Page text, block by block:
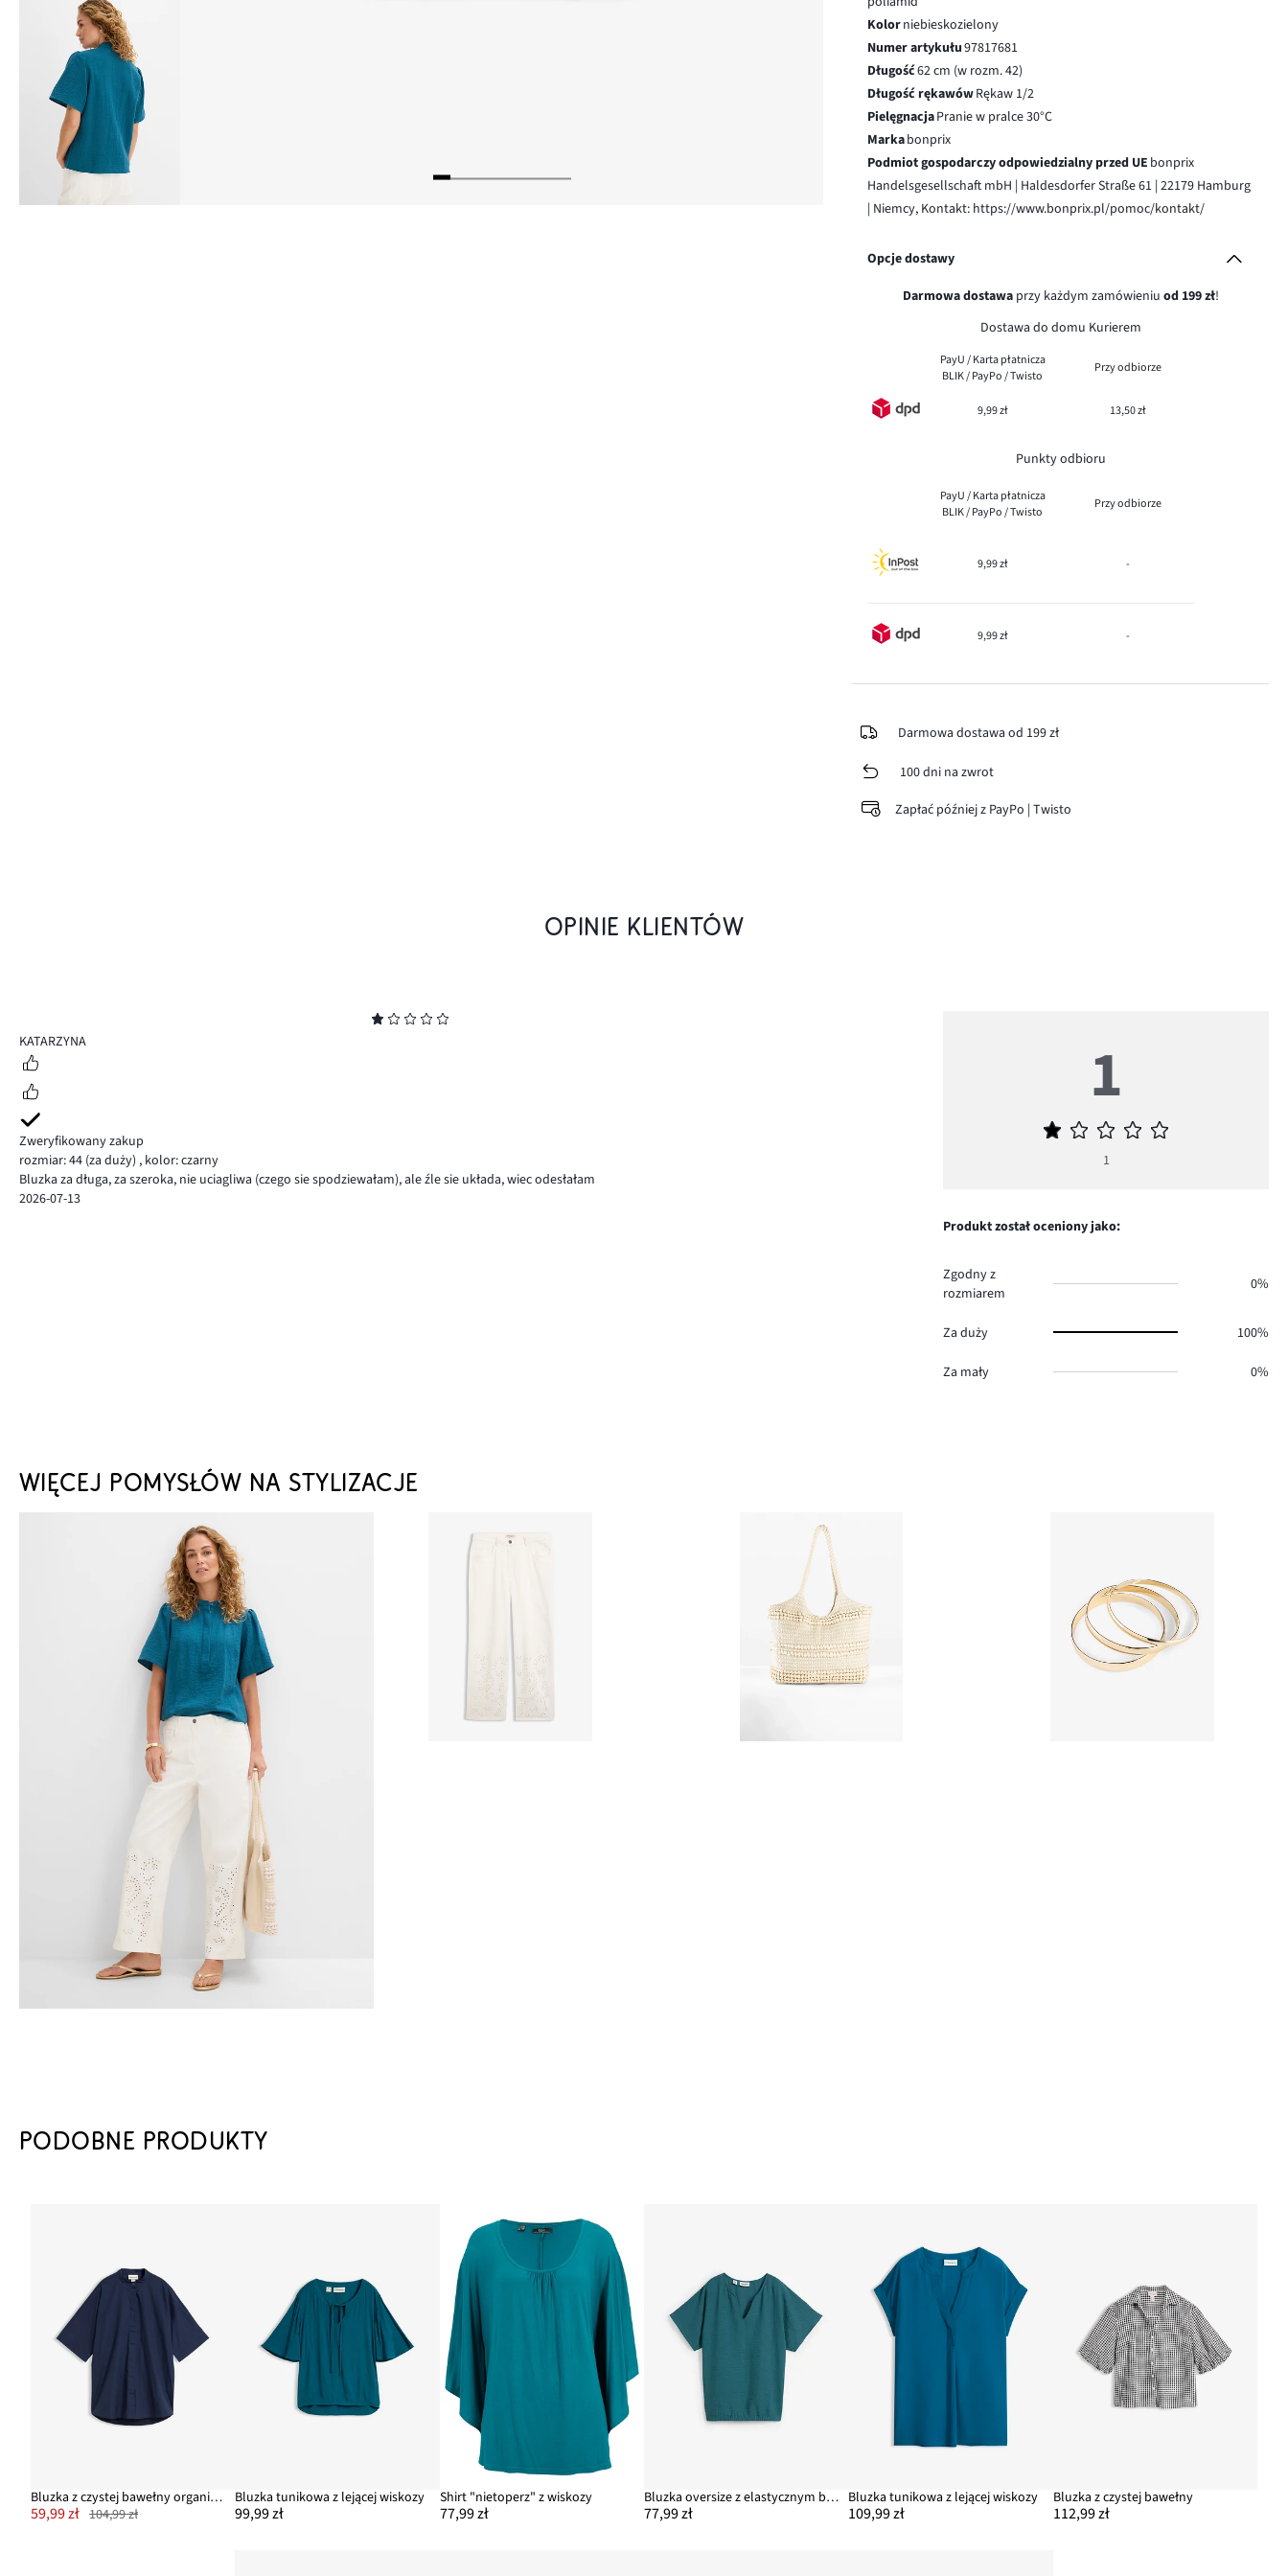
Kolorniebieskozielony
Numer artykułu97817681
Długość62 cm (w rozm. 42)
Długość rękawówRękaw 1/2
PielęgnacjaPranie w pralce 30°C
Markabonprix
Podmiot gospodarczy odpowiedzialny przed UE bonprix
Handelsgesellschaft mbH | Haldesdorfer Straße 61 | 22179 Hamburg
| Niemcy, Kontakt: https://www.bonprix.pl/pomoc/kontakt/
Opcje dostawy
Darmowa dostawaprzy każdym zamówieniu od 199 zł!
Dostawa do domu Kurierem
PayU / Karta płatnicza
BLIK / PayPo / Twisto
Przy odbiorze
9,99 zł 13,50 zł
Punkty odbioru
PayU / Karta płatnicza
BLIK / PayPo / Twisto
Przy odbiorze
9,99 zł -
9,99 zł -
Darmowa dostawa od 199 zł
100 dni na zwrot
Zapłać później z PayPo | Twisto
OPINIE KLIENTÓW
1
KATARZYNA
Zweryfikowany zakup
rozmiar: 44 (za duży) , kolor: czarny
Bluzka za długa, za szeroka, nie uciagliwa (czego sie spodziewałam), ale źle sie układa, wiec odesłałam
2026-07-13
1
Średnia
1
1
Produkt został oceniony jako:
Zgodny z
rozmiarem
0%
Za duży 100%
Za mały 0%
WIĘCEJ POMYSŁÓW NA STYLIZACJE
PODOBNE PRODUKTY
Bluzka z czystej bawełny organicznej
59,99 zł 104,99 zł
Bluzka tunikowa z lejącej wiskozy
99,99 zł
Shirt "nietoperz" z wiskozy
77,99 zł
Bluzka oversize z elastycznym brzegiem
77,99 zł
Bluzka tunikowa z lejącej wiskozy
109,99 zł
Bluzka z czystej bawełny
112,99 zł